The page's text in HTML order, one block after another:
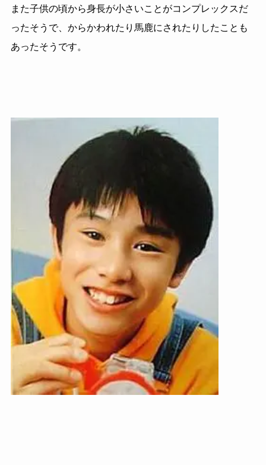
また子供の頃から身長が小さいことがコンプレックスだ
ったそうで、からかわれたり馬鹿にされたりしたことも
あったそうです。